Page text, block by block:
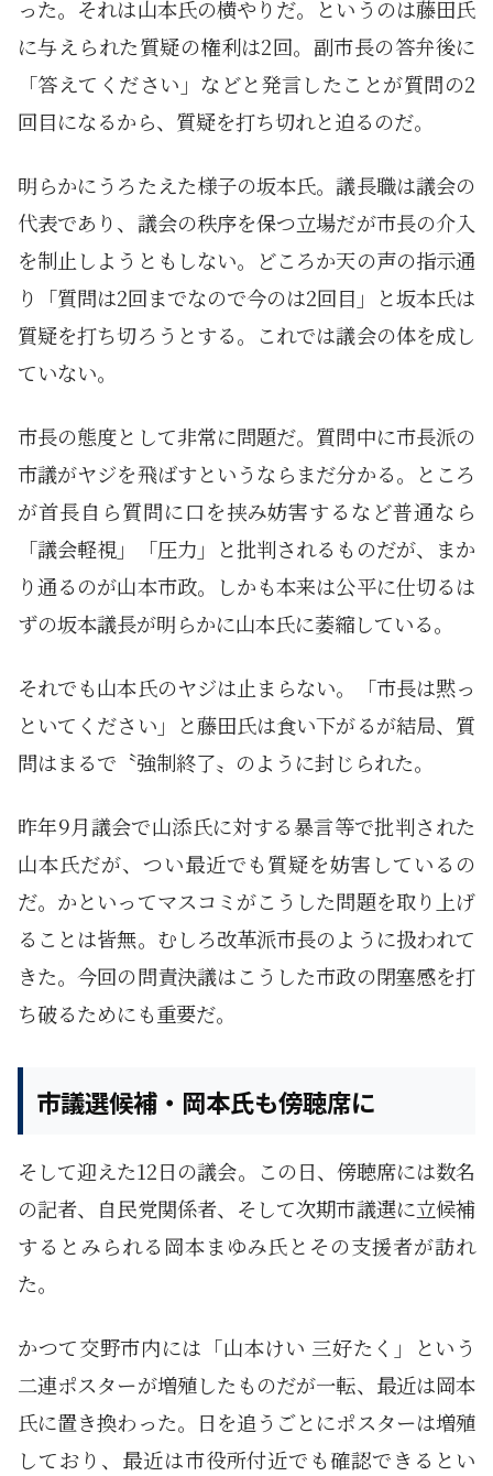
った。それは山本氏の横やりだ。というのは藤田氏
に与えられた質疑の権利は2回。副市長の答弁後に
「答えてください」などと発言したことが質問の2
回目になるから、質疑を打ち切れと迫るのだ。
明らかにうろたえた様子の坂本氏。議長職は議会の
代表であり、議会の秩序を保つ立場だが市長の介入
を制止しようともしない。どころか天の声の指示通
り「質問は2回までなので今のは2回目」と坂本氏は
質疑を打ち切ろうとする。これでは議会の体を成し
ていない。
市長の態度として非常に問題だ。質問中に市長派の
市議がヤジを飛ばすというならまだ分かる。ところ
が首長自ら質問に口を挟み妨害するなど普通なら
「議会軽視」「圧力」と批判されるものだが、まか
り通るのが山本市政。しかも本来は公平に仕切るは
ずの坂本議長が明らかに山本氏に萎縮している。
それでも山本氏のヤジは止まらない。「市長は黙っ
といてください」と藤田氏は食い下がるが結局、質
問はまるで〝強制終了〟のように封じられた。
昨年9月議会で山添氏に対する暴言等で批判された
山本氏だが、つい最近でも質疑を妨害しているの
だ。かといってマスコミがこうした問題を取り上げ
ることは皆無。むしろ改革派市長のように扱われて
きた。今回の問責決議はこうした市政の閉塞感を打
ち破るためにも重要だ。
市議選候補・岡本氏も傍聴席に
そして迎えた12日の議会。この日、傍聴席には数名
の記者、自民党関係者、そして次期市議選に立候補
するとみられる岡本まゆみ氏とその支援者が訪れ
た。
かつて交野市内には「山本けい 三好たく」という
二連ポスターが増殖したものだが一転、最近は岡本
氏に置き換わった。日を追うごとにポスターは増殖
しており、最近は市役所付近でも確認できるとい